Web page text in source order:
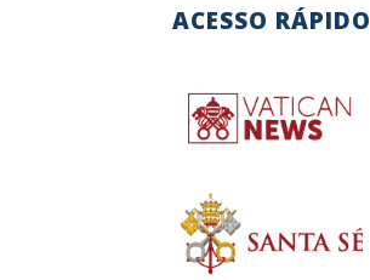
ACESSO RÁPIDO